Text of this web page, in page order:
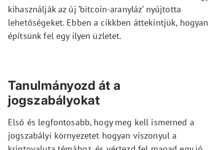
kihasználják az új ’bitcoin-aranyláz’ nyújtotta
lehetőségeket. Ebben a cikkben áttekintjük, hogyan
építsünk fel egy ilyen üzletet.
Tanulmányozd át a
jogszabályokat
Első és legfontosabb, hogy meg kell ismerned a
jogszabályi környezetet hogyan viszonyul a